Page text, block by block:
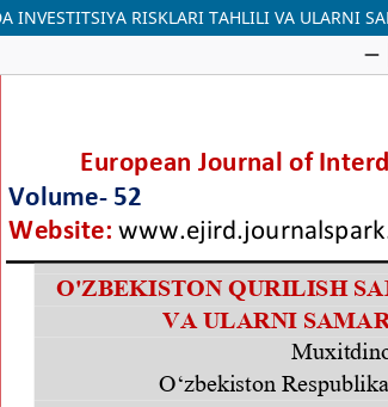
INVESTITSIYA RISKLARI TAHLILI VA ULARNI